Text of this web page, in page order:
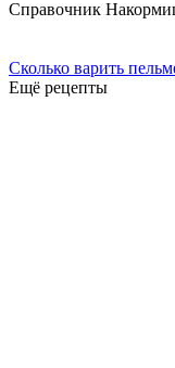
Справочник
Сколько варить
Ещё рецепты